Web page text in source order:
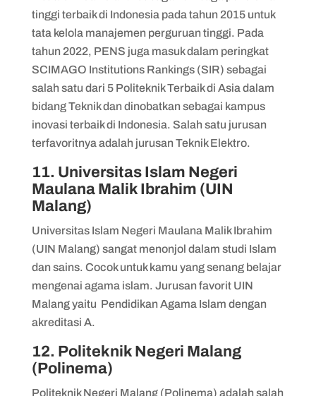
tinggi terbaik di Indonesia pada tahun 2015 untuk
tata kelola manajemen perguruan tinggi. Pada
tahun 2022, PENS juga masuk dalam peringkat
SCIMAGO Institutions Rankings (SIR) sebagai
salah satu dari 5 Politeknik Terbaik di Asia dalam
bidang Teknik dan dinobatkan sebagai kampus
inovasi terbaik di Indonesia. Salah satu jurusan
terfavoritnya adalah jurusan Teknik Elektro.
11. Universitas Islam Negeri
Maulana Malik Ibrahim (UIN
Malang)
Universitas Islam Negeri Maulana Malik Ibrahim
(UIN Malang) sangat menonjol dalam studi Islam
dan sains. Cocok untuk kamu yang senang belajar
mengenai agama islam. Jurusan favorit UIN
Malang yaitu Pendidikan Agama Islam dengan
akreditasi A.
12. Politeknik Negeri Malang
(Polinema)
Politeknik Negeri Malang (Polinema) adalah salah